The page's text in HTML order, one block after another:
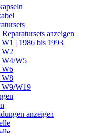
anzeigen
W1 | 1986 bis 1993
W2
W4/W5
W6
W8
W9/W19
anzeigen